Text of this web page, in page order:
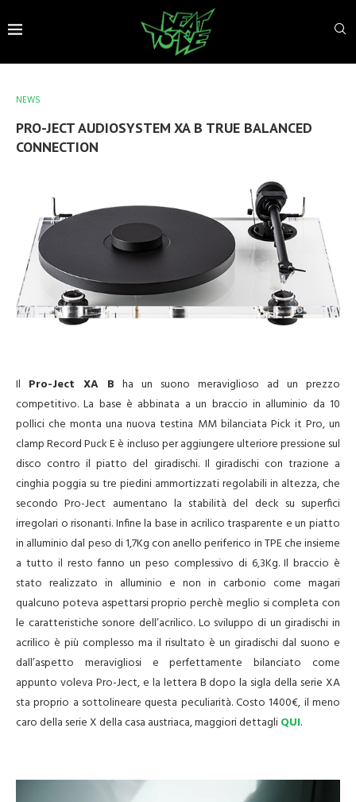
NEWS
PRO-JECT AUDIOSYSTEM XA B TRUE BALANCED
CONNECTION
Il Pro-Ject XA B ha un suono meraviglioso ad un prezzo
competitivo. La base è abbinata a un braccio in alluminio da 10
pollici che monta una nuova testina MM bilanciata Pick it Pro, un
clamp Record Puck E è incluso per aggiungere ulteriore pressione sul
disco contro il piatto del giradischi. Il giradischi con trazione a
cinghia poggia su tre piedini ammortizzati regolabili in altezza, che
secondo Pro-Ject aumentano la stabilità del deck su superfici
irregolari o risonanti. Infine la base in acrilico trasparente e un piatto
in alluminio dal peso di 1,7Kg con anello periferico in TPE che insieme
a tutto il resto fanno un peso complessivo di 6,3Kg. Il braccio è
stato realizzato in alluminio e non in carbonio come magari
qualcuno poteva aspettarsi proprio perchè meglio si completa con
le caratteristiche sonore dell’acrilico. Lo sviluppo di un giradischi in
acrilico è più complesso ma il risultato è un giradischi dal suono e
dall’aspetto meravigliosi e perfettamente bilanciato come
appunto voleva Pro-Ject, e la lettera B dopo la sigla della serie XA
sta proprio a sottolineare questa peculiarità. Costo 1400€, il meno
caro della serie X della casa austriaca, maggiori dettagliQUI.